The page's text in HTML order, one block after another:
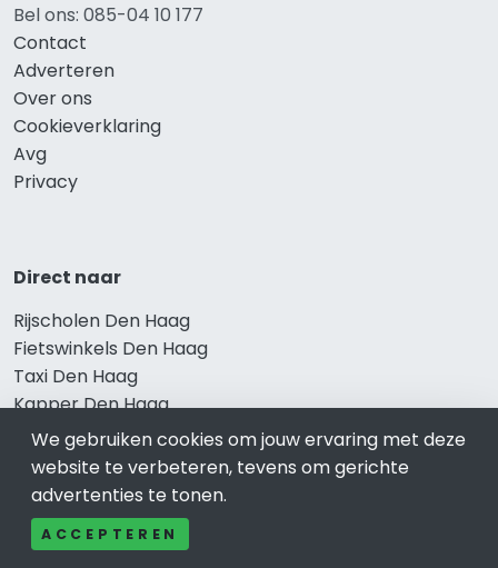
Bel ons: 085-04 10 177
Contact
Adverteren
Over ons
Cookieverklaring
Avg
Privacy
Direct naar
Rijscholen Den Haag
Fietswinkels Den Haag
Taxi Den Haag
Kapper Den Haag
Gezondheid Den Haag
Afvallen Den Haag
Gezond eten Den Haag
We gebruiken cookies om jouw ervaring met deze
website te verbeteren, tevens om gerichte
advertenties te tonen.
ACCEPTEREN